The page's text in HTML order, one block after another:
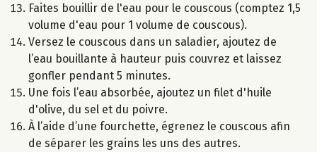
Faites bouillir de l'eau pour le couscous (comptez 1,5
volume d'eau pour 1 volume de couscous).
Versez le couscous dans un saladier, ajoutez de
l’eau bouillante à hauteur puis couvrez et laissez
gonfler pendant 5 minutes.
Une fois l’eau absorbée, ajoutez un filet d'huile
d'olive, du sel et du poivre.
À l’aide d’une fourchette, égrenez le couscous afin
de séparer les grains les uns des autres.